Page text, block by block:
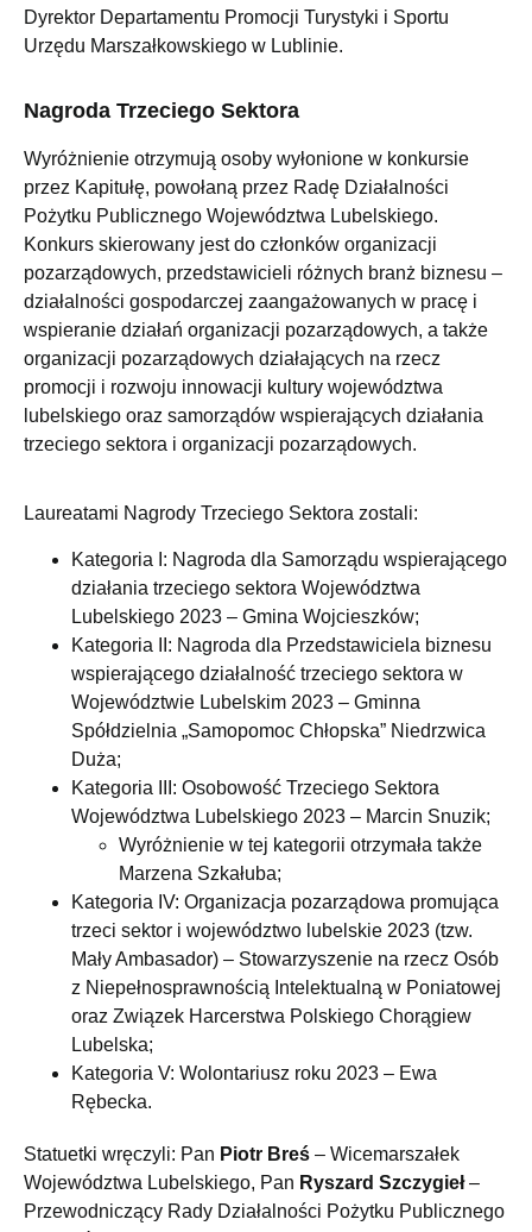
Dyrektor Departamentu Promocji Turystyki i Sportu
Urzędu Marszałkowskiego w Lublinie.
Nagroda Trzeciego Sektora
Wyróżnienie otrzymują osoby wyłonione w konkursie
przez Kapitułę, powołaną przez Radę Działalności
Pożytku Publicznego Województwa Lubelskiego.
Konkurs skierowany jest do członków organizacji
pozarządowych, przedstawicieli różnych branż biznesu –
działalności gospodarczej zaangażowanych w pracę i
wspieranie działań organizacji pozarządowych, a także
organizacji pozarządowych działających na rzecz
promocji i rozwoju innowacji kultury województwa
lubelskiego oraz samorządów wspierających działania
trzeciego sektora i organizacji pozarządowych.
Laureatami Nagrody Trzeciego Sektora zostali:
Kategoria I: Nagroda dla Samorządu wspierającego
działania trzeciego sektora Województwa
Lubelskiego 2023 – Gmina Wojcieszków;
Kategoria II: Nagroda dla Przedstawiciela biznesu
wspierającego działalność trzeciego sektora w
Województwie Lubelskim 2023 – Gminna
Spółdzielnia „Samopomoc Chłopska” Niedrzwica
Duża;
Kategoria III: Osobowość Trzeciego Sektora
Województwa Lubelskiego 2023 – Marcin Snuzik;
Wyróżnienie w tej kategorii otrzymała także
Marzena Szkałuba;
Kategoria IV: Organizacja pozarządowa promująca
trzeci sektor i województwo lubelskie 2023 (tzw.
Mały Ambasador) – Stowarzyszenie na rzecz Osób
z Niepełnosprawnością Intelektualną w Poniatowej
oraz Związek Harcerstwa Polskiego Chorągiew
Lubelska;
Kategoria V: Wolontariusz roku 2023 – Ewa
Rębecka.
Statuetki wręczyli: Pan Piotr Breś – Wicemarszałek
Województwa Lubelskiego, Pan Ryszard Szczygieł–
Przewodniczący Rady Działalności Pożytku Publicznego